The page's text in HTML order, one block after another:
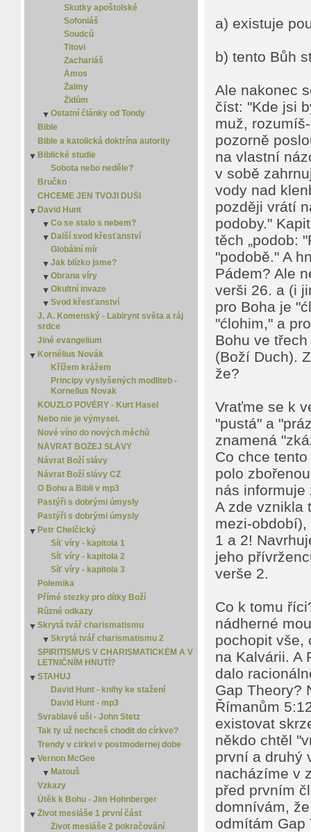
Skutky apoštolské
Sofoniáš
Soudců
Titovi
Zachariáš
Ámos
Žalmy
Židům
▼ Ostatní články od Tondy
Islám
Jediná cesta
Jidáš Iškariotský
Jistota
Kdo odvalil kámen?
Kterou?
Moudrost
New Age
Náboženství versus křesťanství
Osamělý spasitel
Porozumět slovu
Smrt
Spása je zadarmo
Zlý sen
Bible
Bible a katolická doktrína autority
▼ Biblické studie
Sobota nebo neděle?
Bručko
CHCEME JEN TVOJI DUŠI
▼ David Hunt
▼ Co se stalo s nebem?
Co se stalo s nebem? - 2
Co se stalo s nebem? - 3
Co se stalo s nebem? - 4
▼ Další svod křesťanství
Další svod křesťanství 2
Další svod křesťanství 3
Globální mír
▼ Jak blízko jsme?
Jak blízko jsme? 2
Jak blízko jsme? 3
Jak blízko jsme? 4
Jak blízko jsme? 5
▼ Obrana víry
Obrana víry 2
Obrana víry 3
▼ Okultní invaze
▼Okultní invaze 2
Okultní invaze 3
▼ Svod křesťanství
Svod křesťanství 2
J. A. Komenský - Labirynt světa a ráj
srdce
Jiné evangelium
▼ Kornélius Novák
Křížem krážem
Principy vyslyšených modliteb -
Kornelius Novak
KOUZLO POVĚRY - Kurt Hasel
Nebo nie je výmysel.
Nové víno do nových měchů
NÁVRAT BOŽEJ SLÁVY
Návrat Boží slávy
Návrat Boží slávy CZ
O Bohu a Bibli v mp3
Pastýři s dobrými úmysly
Pastýři s dobrými úmysly
▼ Petr Chelčický
Síť víry - kapitola 1
Síť víry - kapitola 2
Síť víry - kapitola 3
Polemika
Přímé stezky pro dítky Boží
Různé odkazy
▼ Skrytá tvář charismatismu
▼ Skrytá tvář charismatismu 2
▼Skrytá tvář charismatismu 3
Skrytá tvář charismatismu 4
SPIRITISMUS V CHARISMATICKÉM A V
LETNIČNÍM HNUTÍ?
▼ STAHUJ
David Hunt - knihy ke stažení
David Hunt - mp3
Svrablavé uši - John Stetz
Tak ty už nechceš chodit do církve?
Trendy v cirkvi v postmodernej dobe
▼ Vernon McGee
▼ Matouš
Matouš 2
Vzkazy
Útěk k Bohu - Jim Hohnberger
▼ Život mesiáše 1 první část
Život mesiáše 2 pokračování
a) existuje
b) tento Bůh
Ale nakonec
číst: "Kde jsi
muž,
pozorně
na vlastní
v sobě
vody nad
později vrátí
podoby."
těch „podob:
"podobě." A
Pádem? Ale
verši 26. a (i
pro Boha je
"ćlohim," a
Bohu ve
(Boží Duch).
že?
Vraťme se k
"pustá" a
znamená
Co chce
polo
nás informuje
A zde vznikla
mezi-
1 a 2!
jeho
verše 2.
Co k tomu
nádherné
pochopit vše,
na Kalvárii. A
dalo
Gap Theory?
Římanům
existovat
někdo chtěl
první a druhý
nacházíme v
před prvním
domnívám,
odmítám